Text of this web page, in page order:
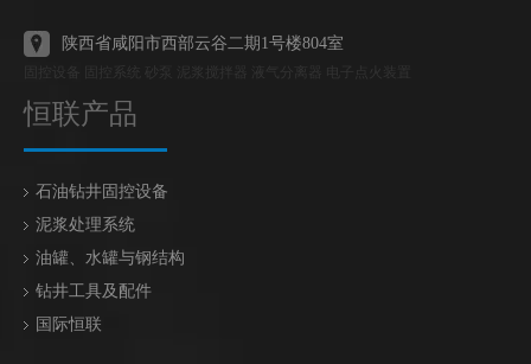
陕西省咸阳市西部云谷二期1号楼804室
恒联产品
石油钻井固控设备
泥浆处理系统
油罐、水罐与钢结构
钻井工具及配件
国际恒联